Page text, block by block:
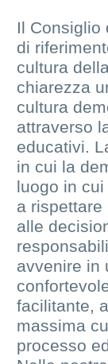
Il Consiglio
di
cultura
chiarezza
cultura
attraverso
educativi.
in cui la
luogo in cui
a rispettare
alle
avvenire in
facilitante,
massima
processo